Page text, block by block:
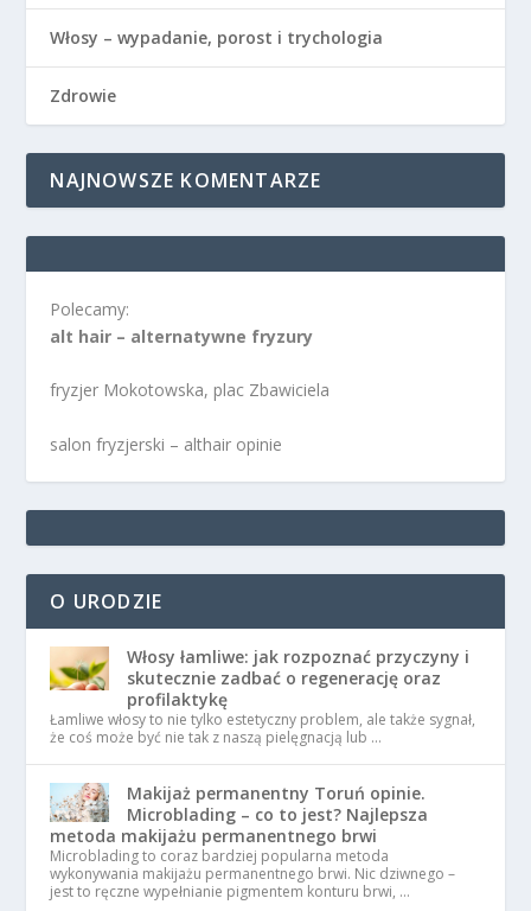
Włosy – wypadanie, porost i trychologia
Zdrowie
NAJNOWSZE KOMENTARZE
Polecamy:
alt hair – alternatywne fryzury
fryzjer Mokotowska, plac Zbawiciela
salon fryzjerski – althair opinie
O URODZIE
Włosy łamliwe: jak rozpoznać przyczyny i
skutecznie zadbać o regenerację oraz
profilaktykę
Łamliwe włosy to nie tylko estetyczny problem, ale także sygnał,
że coś może być nie tak z naszą pielęgnacją lub …
Makijaż permanentny Toruń opinie.
Microblading – co to jest? Najlepsza
metoda makijażu permanentnego brwi
Microblading to coraz bardziej popularna metoda
wykonywania makijażu permanentnego brwi. Nic dziwnego –
jest to ręczne wypełnianie pigmentem konturu brwi, …